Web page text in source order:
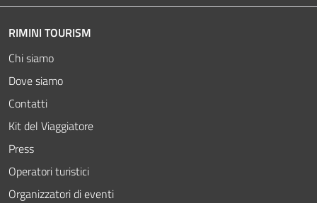
RIMINI TOURISM
Chi siamo
Dove siamo
Contatti
Kit del Viaggiatore
Press
Operatori turistici
Organizzatori di eventi